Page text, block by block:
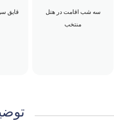
سه شب اقامت در هتل
منتخب
قایق